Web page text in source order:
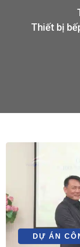
Thiết bị
DỰ ÁN